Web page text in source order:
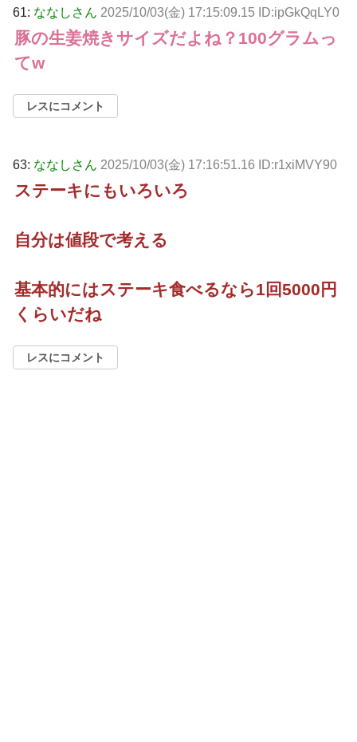
61: ななしさん 2025/10/03(金) 17:15:09.15 ID:ipGkQqLY0
豚の生姜焼きサイズだよね？100グラムっ
てw
レスにコメント
63: ななしさん 2025/10/03(金) 17:16:51.16 ID:r1xiMVY90
ステーキにもいろいろ
自分は値段で考える
基本的にはステーキ食べるなら1回5000円
くらいだね
レスにコメント